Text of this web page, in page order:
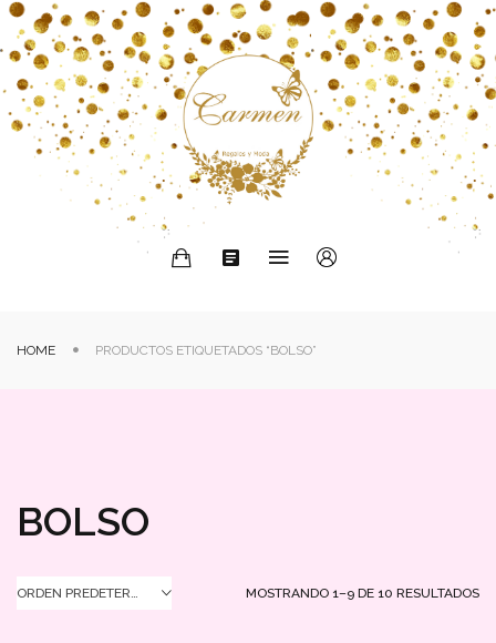
HOME PRODUCTOS ETIQUETADOS “BOLSO”
BOLSO
MOSTRANDO 1–9 DE 10 RESULTADOS
ORDEN PREDETERMINADO